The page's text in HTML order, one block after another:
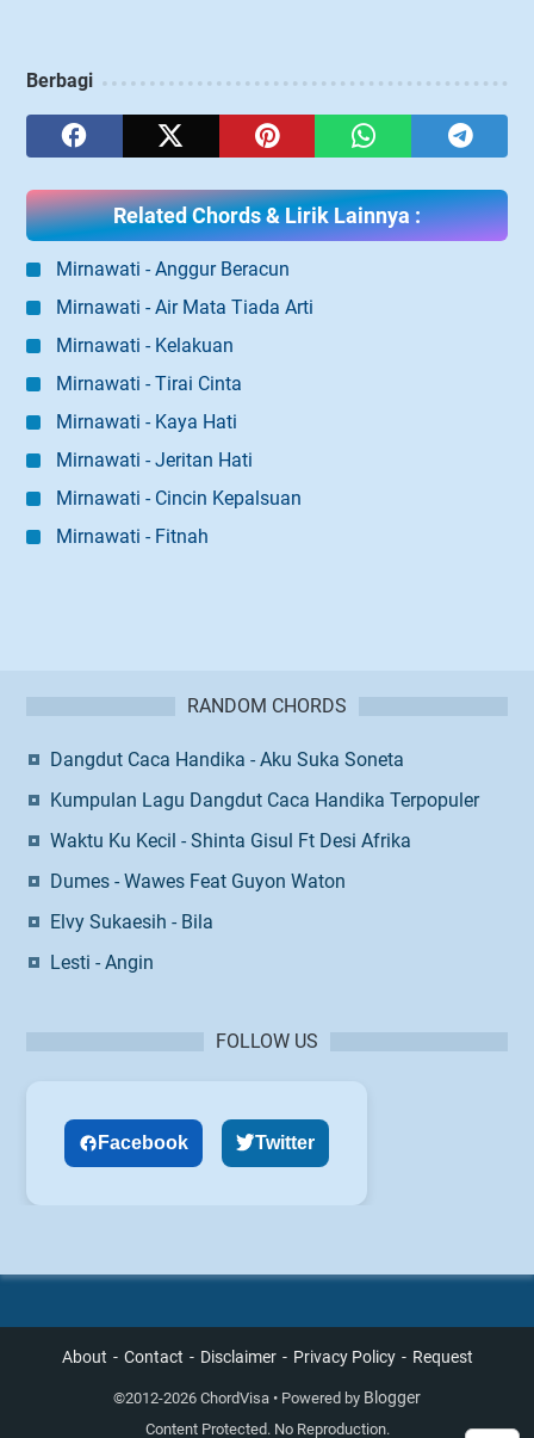
Berbagi
Related Chords & Lirik Lainnya :
Mirnawati - Anggur Beracun
Mirnawati - Air Mata Tiada Arti
Mirnawati - Kelakuan
Mirnawati - Tirai Cinta
Mirnawati - Kaya Hati
Mirnawati - Jeritan Hati
Mirnawati - Cincin Kepalsuan
Mirnawati - Fitnah
RANDOM CHORDS
Dangdut Caca Handika - Aku Suka Soneta
Kumpulan Lagu Dangdut Caca Handika Terpopuler
Waktu Ku Kecil - Shinta Gisul Ft Desi Afrika
Dumes - Wawes Feat Guyon Waton
Elvy Sukaesih - Bila
Lesti - Angin
FOLLOW US
Facebook Twitter
About Contact Disclaimer Privacy Policy Request
©2012-2026 ChordVisa • Powered by Blogger
Content Protected. No Reproduction.